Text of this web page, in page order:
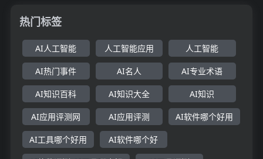
热门标签
AI人工智能 人工智能应用 人工智能
AI热门事件 AI名人 AI专业术语
AI知识百科 AI知识大全 AI知识
AI应用评测网 AI应用评测 AI软件哪个好用
AI工具哪个好用 AI软件哪个好